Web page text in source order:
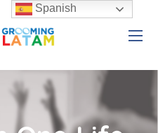
Spanish